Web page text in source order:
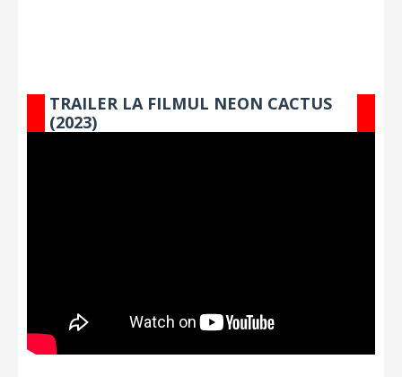
TRAILER LA FILMUL NEON CACTUS
(2023)